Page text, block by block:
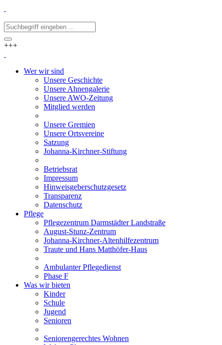
+++
Wer wir sind
Unsere Geschichte
Unsere Ahnengalerie
Unsere AWO-Zeitung
Mitglied werden
Unsere Gremien
Unsere Ortsvereine
Satzung
Johanna-Kirchner-Stiftung
Betriebsrat
Impressum
Hinweisgeberschutzgesetz
Transparenz
Datenschutz
Pflege
Pflegezentrum Darmstädter Landstraße
August-Stunz-Zentrum
Johanna-Kirchner-Altenhilfezentrum
Traute und Hans Matthöfer-Haus
Ambulanter Pflegedienst
Phase F
Was wir bieten
Kinder
Schule
Jugend
Senioren
Seniorengerechtes Wohnen